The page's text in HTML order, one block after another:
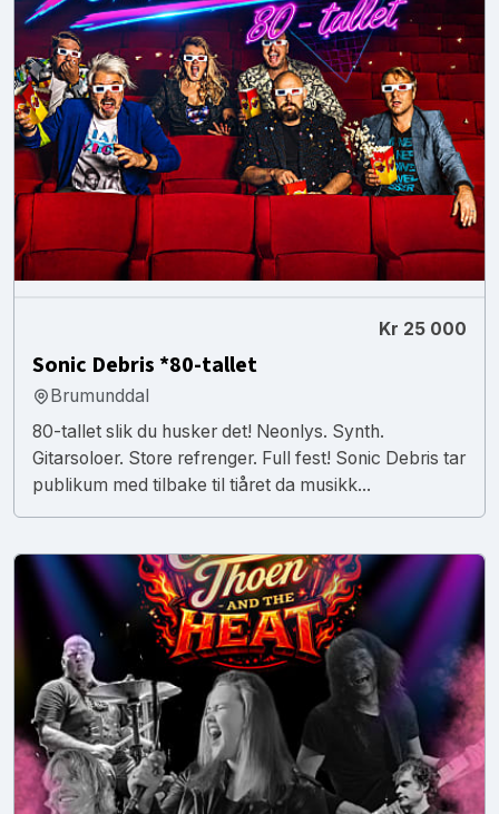
Kr 25 000
Sonic Debris *80-tallet
Brumunddal
80-tallet slik du husker det! Neonlys. Synth.
Gitarsoloer. Store refrenger. Full fest! Sonic Debris tar
publikum med tilbake til tiåret da musikk...